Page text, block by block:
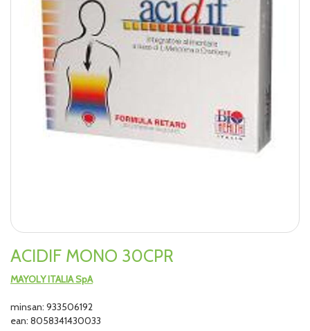
ACIDIF MONO 30CPR
MAYOLY ITALIA SpA
minsan: 933506192
ean: 8058341430033